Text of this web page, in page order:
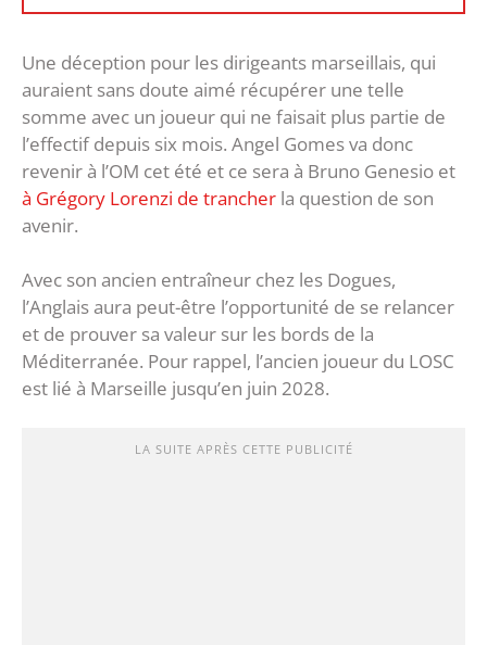
Une déception pour les dirigeants marseillais, qui
auraient sans doute aimé récupérer une telle
somme avec un joueur qui ne faisait plus partie de
l’effectif depuis six mois. Angel Gomes va donc
revenir à l’OM cet été et ce sera à Bruno Genesio et
à Grégory Lorenzi de trancher la question de son
avenir.
Avec son ancien entraîneur chez les Dogues,
l’Anglais aura peut-être l’opportunité de se relancer
et de prouver sa valeur sur les bords de la
Méditerranée. Pour rappel, l’ancien joueur du LOSC
est lié à Marseille jusqu’en juin 2028.
LA SUITE APRÈS CETTE PUBLICITÉ